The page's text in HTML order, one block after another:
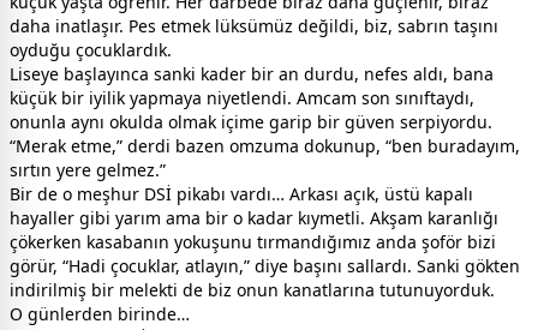
daha inatlaşır. Pes etmek lüksümüz değildi, biz, sabrın taşını
oyduğu çocuklardık.
Liseye başlayınca sanki kader bir an durdu, nefes aldı, bana
küçük bir iyilik yapmaya niyetlendi. Amcam son sınıftaydı,
onunla aynı okulda olmak içime garip bir güven serpiyordu.
“Merak etme,” derdi bazen omzuma dokunup, “ben buradayım,
sırtın yere gelmez.”
Bir de o meşhur DSİ pikabı vardı… Arkası açık, üstü kapalı
hayaller gibi yarım ama bir o kadar kıymetli. Akşam karanlığı
çökerken kasabanın yokuşunu tırmandığımız anda şoför bizi
görür, “Hadi çocuklar, atlayın,” diye başını sallardı. Sanki gökten
indirilmiş bir melekti de biz onun kanatlarına tutunuyorduk.
O günlerden birinde…